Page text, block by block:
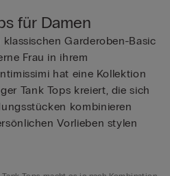
für Damen
klassischen Garderoben-Basic
Frau in ihrem
hat eine Kollektion
Tank Tops kreiert, die sich
kombinieren
Vorlieben stylen